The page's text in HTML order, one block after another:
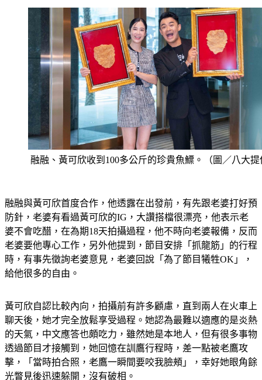
融融、黃可欣收到100多公斤的珍貴魚鰾。（圖／八大
防針，老婆有看過黃可欣的IG，大讚搭檔很漂亮，他表示老
婆不會吃醋，在為期18天拍攝過程，他不時向老婆報備，反而
老婆要他專心工作，另外他提到，節目安排「抓龍筋」的行程
時，有事先徵詢老婆意見，老婆回說「為了節目犧牲OK」，
給他很多的自由。
聊天後，她才完全放鬆享受過程。她認為最難以適應的是炎熱
的天氣，中文應答也頗吃力，雖然她是本地人，但有很多事物
透過節目才接觸到，她回憶在訓鷹行程時，差一點被老鷹攻
擊，「當時拍合照，老鷹一瞬間要咬我臉頰」，幸好她眼角餘
光瞥見後迅速躲開，沒有破相。